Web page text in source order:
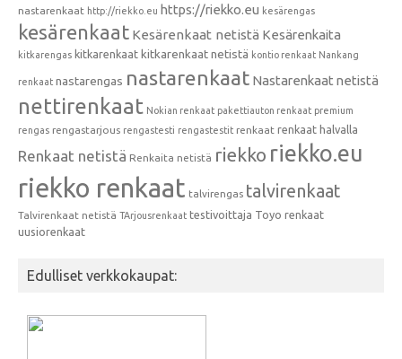
nastarenkaat http://riekko.eu https://riekko.eu kesärengas
kesärenkaat Kesärenkaat netistä Kesärenkaita
kitkarengas kitkarenkaat kitkarenkaat netistä kontio renkaat Nankang
renkaat nastarengas nastarenkaat Nastarenkaat netistä
nettirenkaat Nokian renkaat pakettiauton renkaat premium
rengas rengastarjous rengastesti rengastestit renkaat renkaat halvalla
Renkaat netistä Renkaita netistä riekko riekko.eu
riekko renkaat talvirengas talvirenkaat
Talvirenkaat netistä TArjousrenkaat testivoittaja Toyo renkaat
uusiorenkaat
Edulliset verkkokaupat: